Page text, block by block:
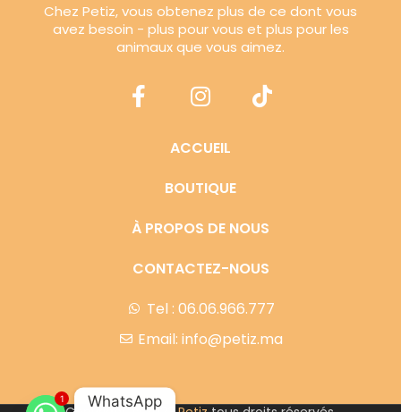
Chez Petiz, vous obtenez plus de ce dont vous
avez besoin - plus pour vous et plus pour les
animaux que vous aimez.
ACCUEIL
BOUTIQUE
À PROPOS DE NOUS
CONTACTEZ-NOUS
Tel : 06.06.966.777
Email: info@petiz.ma
1 WhatsApp